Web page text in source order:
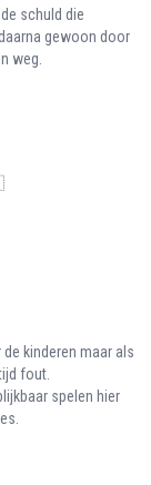
schuld die
gewoon door
weg.
kinderen maar als
fout.
spelen hier